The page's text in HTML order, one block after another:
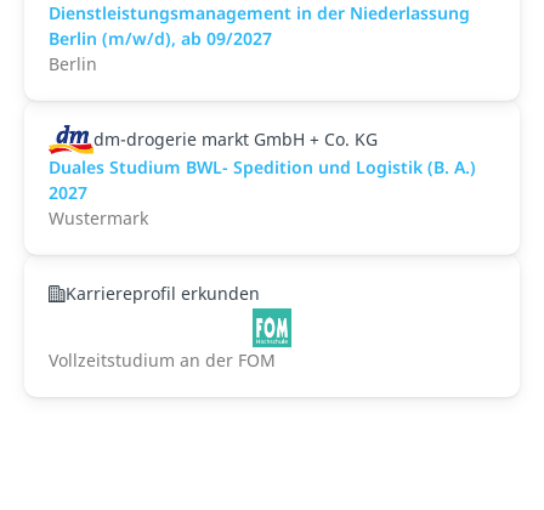
Dienstleistungsmanagement in der Niederlassung
Berlin (m/w/d), ab 09/2027
Berlin
dm-drogerie markt GmbH + Co. KG
Duales Studium BWL- Spedition und Logistik (B. A.)
2027
Wustermark
Karriereprofil erkunden
Vollzeitstudium an der FOM